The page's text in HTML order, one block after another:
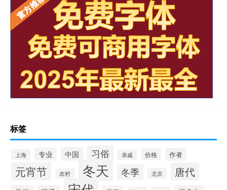
标签
上海 专业 中国 习俗 亲戚 价格 作者
元宵节 农村 冬天 冬季 北京 唐代